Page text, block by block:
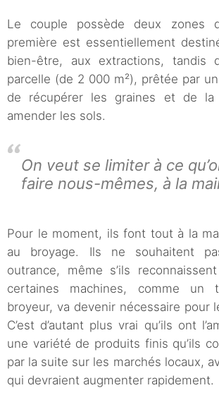
Le couple possède deux zones
première est essentiellement
bien-être, aux extractions, tandis
parcelle (de 2 000 m²), prêtée par
de récupérer les graines et de la
amender les sols.
On veut se limiter à ce
faire nous-mêmes, à la
Pour le moment, ils font tout à la
au broyage. Ils ne souhaitent
outrance, même s’ils
certaines machines, comme un
broyeur, va devenir nécessaire pour
C’est d’autant plus vrai qu’ils ont
une variété de produits finis qu’ils
par la suite sur les marchés locaux,
qui devraient augmenter rapidement.